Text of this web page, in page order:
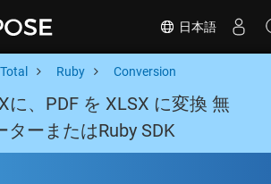
日本語
Ruby Conversion
に、PDF を XLSX に変換 無
ターまたはRuby SDK